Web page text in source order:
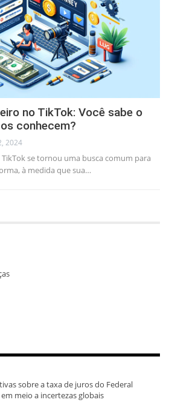
no TikTok: Você sabe o
conhecem?
2024
se tornou uma busca comum para
à medida que sua…
sobre a taxa de juros do Federal
em meio a incertezas globais